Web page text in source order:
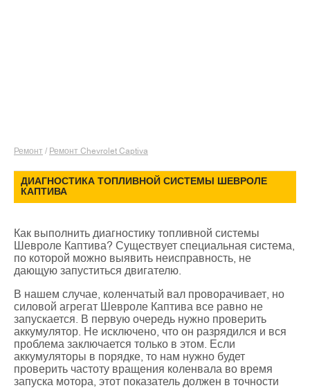
Ремонт / Ремонт Chevrolet Captiva
ДИАГНОСТИКА ТОПЛИВНОЙ СИСТЕМЫ ШЕВРОЛЕ
КАПТИВА
Как выполнить диагностику топливной системы
Шевроле Каптива? Существует специальная система,
по которой можно выявить неисправность, не
дающую запуститься двигателю.
В нашем случае, коленчатый вал проворачивает, но
силовой агрегат Шевроле Каптива все равно не
запускается. В первую очередь нужно проверить
аккумулятор. Не исключено, что он разрядился и вся
проблема заключается только в этом. Если
аккумуляторы в порядке, то нам нужно будет
проверить частоту вращения коленвала во время
запуска мотора, этот показатель должен в точности